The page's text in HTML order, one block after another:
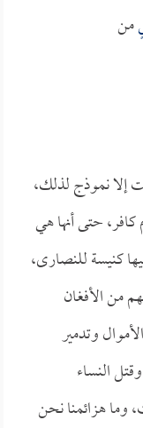
من
إلا نموذج لذلك،
كافر، حتى أنها هي
كنيسة للنصارى،
من الأفغان
وتدمير
النساء
وما هزائمنا نحن